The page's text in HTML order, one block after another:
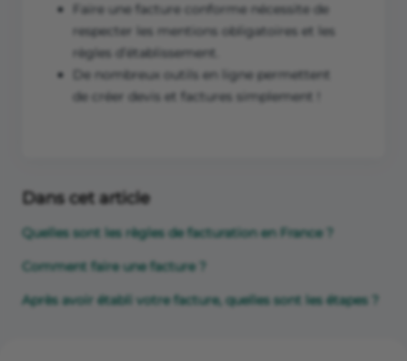
Faire une facture conforme nécessite de
respecter les mentions obligatoires et les
règles d’établissement.
De nombreux outils en ligne permettent
de créer devis et factures simplement !
Dans cet article
Quelles sont les règles de facturation en France ?
Comment faire une facture ?
Après avoir établi votre facture, quelles sont les étapes ?